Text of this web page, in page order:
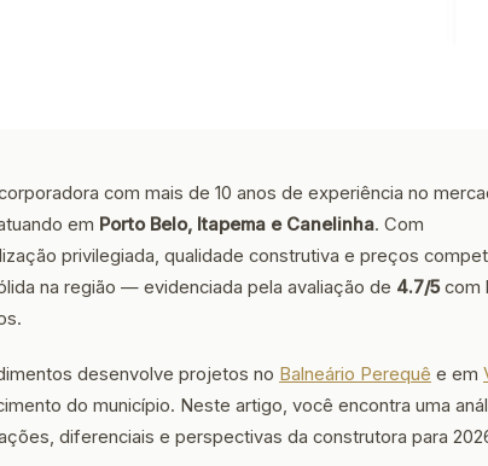
com mais de 10 anos de experiência no
em Porto Belo, Itapema e Canelinha. Com
privilegiada, qualidade construtiva e preços
na região — evidenciada pela avaliação de 4.7/5com
desenvolve projetos no Balneário Perequê e em
do município. Neste artigo, você encontra uma
diferenciais e perspectivas da construtora para